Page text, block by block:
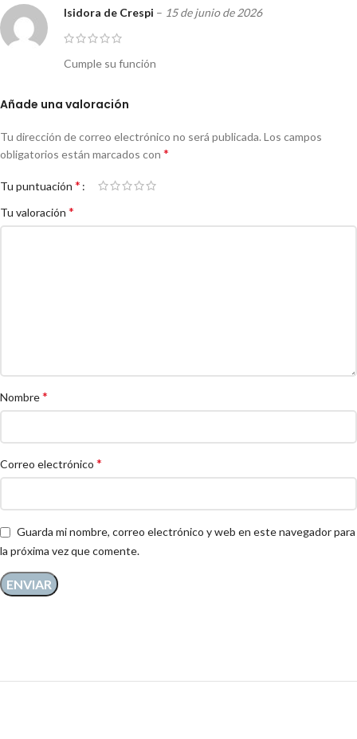
Isidora de Crespi – 15 de junio de 2026
Cumple su función
Añade una valoración
Tu dirección de correo electrónico no será publicada. Los campos
obligatorios están marcados con *
Tu puntuación *
Tu valoración *
Nombre*
Correo electrónico *
Guarda mi nombre, correo electrónico y web en este navegador para
la próxima vez que comente.